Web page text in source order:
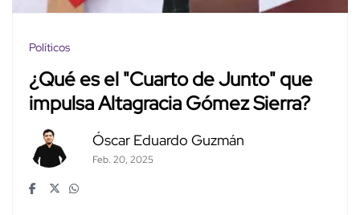
Políticos
¿Qué es el "Cuarto de Junto" que
impulsa Altagracia Gómez Sierra?
Óscar Eduardo Guzmán
Feb. 20, 2025